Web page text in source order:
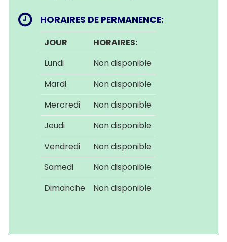
HORAIRES DE PERMANENCE:
JOUR
HORAIRES:
Lundi
Non disponible
Mardi
Non disponible
Mercredi
Non disponible
Jeudi
Non disponible
Vendredi
Non disponible
Samedi
Non disponible
Dimanche
Non disponible